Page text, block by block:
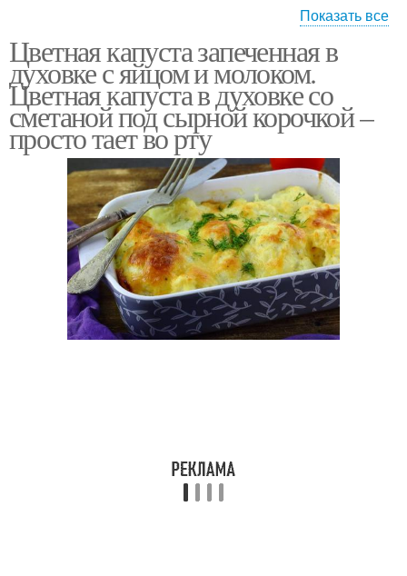
микроволновке
капусты
Капусты для детей
капусты
Оладьи из цветной
капусты
Капуста в кляре
Показать все
Цветная капуста запеченная в
духовке с яйцом и молоком.
Цветная капуста в духовке со
сметаной под сырной корочкой –
просто тает во рту